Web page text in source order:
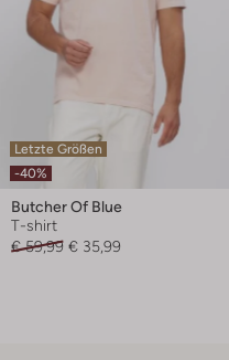
Letzte Größen
-40%
Butcher Of Blue
T-shirt
€ 59,99 € 35,99